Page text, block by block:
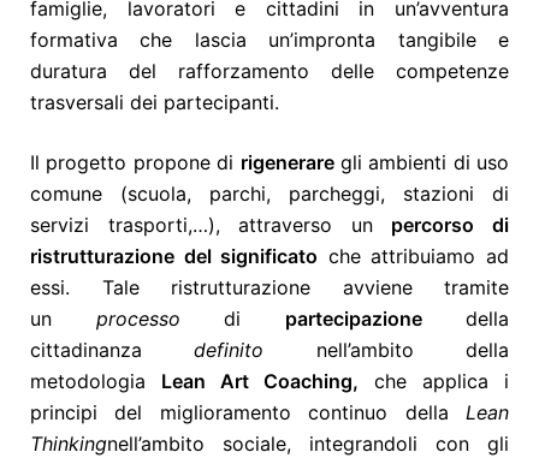
famiglie, lavoratori e cittadini in un’avventura
formativa che lascia un’impronta tangibile e
duratura del rafforzamento delle competenze
trasversali dei partecipanti.
Il progetto propone di rigeneraregli ambienti di uso
comune (scuola, parchi, parcheggi, stazioni di
servizi trasporti,…), attraverso un percorso di
ristrutturazione del significato che attribuiamo ad
essi. Tale ristrutturazione avviene tramite
un processo di partecipazionedella
cittadinanzadefinito nell’ambito della
metodologia Lean Art Coaching, che applica i
principi del miglioramento continuo della Lean
Thinkingnell’ambito sociale, integrandoli con gli